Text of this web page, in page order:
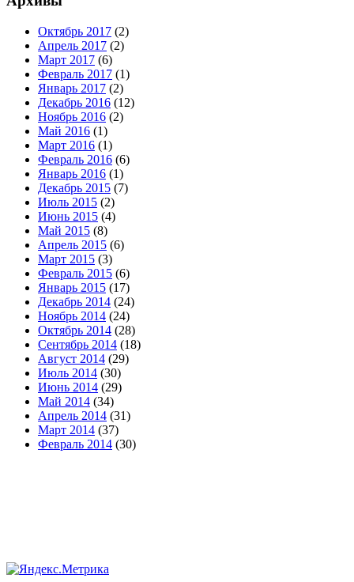
Октябрь 2017 (2)
Апрель 2017 (2)
Март 2017 (6)
Февраль 2017 (1)
Январь 2017 (2)
Декабрь 2016 (12)
Ноябрь 2016 (2)
Май 2016 (1)
Март 2016 (1)
Февраль 2016 (6)
Январь 2016 (1)
Декабрь 2015 (7)
Июль 2015 (2)
Июнь 2015 (4)
Май 2015 (8)
Апрель 2015 (6)
Март 2015 (3)
Февраль 2015 (6)
Январь 2015 (17)
Декабрь 2014 (24)
Ноябрь 2014 (24)
Октябрь 2014 (28)
Сентябрь 2014 (18)
Август 2014 (29)
Июль 2014 (30)
Июнь 2014 (29)
Май 2014 (34)
Апрель 2014 (31)
Март 2014 (37)
Февраль 2014 (30)